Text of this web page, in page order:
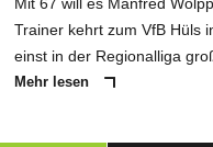
Trainer kehrt zum VfB Hüls
einst in der Regionalliga
Mehr lesen